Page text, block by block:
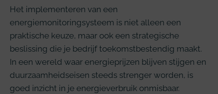
Het implementeren van een
energiemonitoringsysteem is niet alleen een
praktische keuze, maar ook een strategische
beslissing die je bedrijf toekomstbestendig maakt.
In een wereld waar energieprijzen blijven stijgen en
duurzaamheidseisen steeds strenger worden, is
goed inzicht in je energieverbruik onmisbaar.